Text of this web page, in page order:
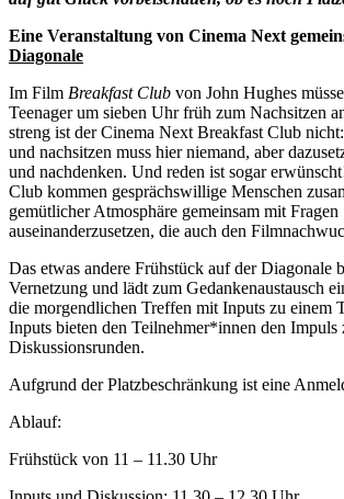
Eine Veranstaltung von Cinema Next
Diagonale
Im Film Breakfast Club von John Hughes
Teenager um sieben Uhr früh zum Nachsitzen
streng ist der Cinema Next Breakfast Club
und nachsitzen muss hier niemand, aber
und nachdenken. Und reden ist sogar
Club kommen gesprächswillige Menschen
gemütlicher Atmosphäre gemeinsam mit Fragen
auseinanderzusetzen, die auch den
Das etwas andere Frühstück auf der Diagonale
Vernetzung und lädt zum Gedankenaustausch
die morgendlichen Treffen mit Inputs zu einem
Inputs bieten den Teilnehmer*innen den Impuls
Diskussionsrunden.
Aufgrund der Platzbeschränkung ist eine
Ablauf:
Frühstück von 11 – 11.30 Uhr